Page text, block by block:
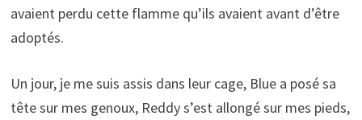
avaient perdu cette flamme qu’ils avaient avant d’être
adoptés.
Un jour, je me suis assis dans leur cage, Blue a posé sa
tête sur mes genoux, Reddy s’est allongé sur mes pieds,